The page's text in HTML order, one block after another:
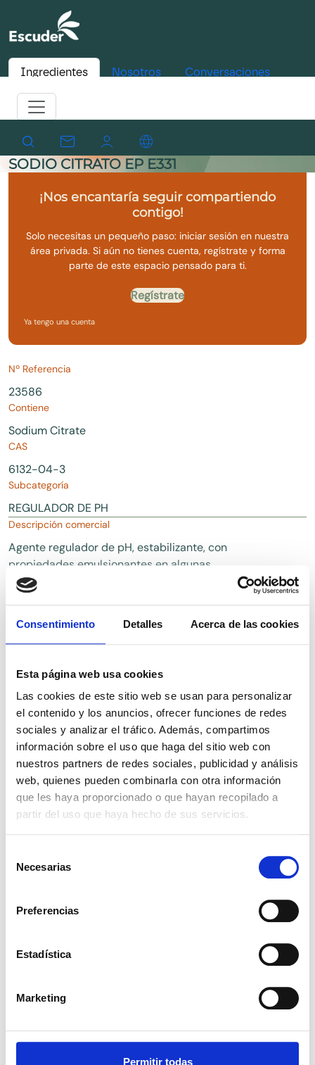
Consentimiento Detalles Acerca de las cookies
Esta página web usa cookies
Las cookies de este sitio web se usan para personalizar
el contenido y los anuncios, ofrecer funciones de redes
sociales y analizar el tráfico. Además, compartimos
información sobre el uso que haga del sitio web con
nuestros partners de redes sociales, publicidad y análisis
web, quienes pueden combinarla con otra información
que les haya proporcionado o que hayan recopilado a
partir del uso que haya hecho de sus servicios.
Necesarias
Preferencias
Estadística
Marketing
Permitir todas
Ingredientes Nosotros Conversaciones
SODIO CITRATO EP E331
¡Nos encantaría seguir compartiendo
contigo!
Solo necesitas un pequeño paso: iniciar sesión en nuestra
área privada. Si aún no tienes cuenta, regístrate y forma
parte de este espacio pensado para ti.
Regístrate
Ya tengo una cuenta
Nº Referencia
23586
Contiene
Sodium Citrate
CAS
6132-04-3
Subcategoría
REGULADOR DE PH
Descripción comercial
Agente regulador de pH, estabilizante, con
propiedades emulsionantes en algunas
aplicaciones o como agente quelante. Aditivo
alimentario E331.
Haz click para ver los envases
25KG
Ingredientes relacionados
TRIETANOLAMINA 99% - (24128)